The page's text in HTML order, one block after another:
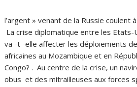
l’argent » venant de la Russie coulent
La crise diplomatique entre les Etats-
va -t -elle affecter les déploiements
africaines au Mozambique et en
Congo? . Au centre de la crise, un
obus et des mitrailleuses aux forces